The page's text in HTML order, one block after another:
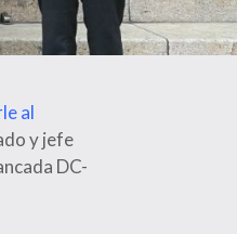
al
y jefe
DC-